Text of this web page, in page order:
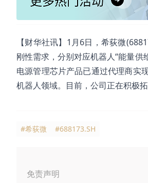
【财华社讯】1月6日，希荻微
刚性需求，分别对应机器人“能量
电源管理芯片产品已通过代理商实
机器人领域。目前，公司正在积极
#希荻微 #688173.SH
免责声明